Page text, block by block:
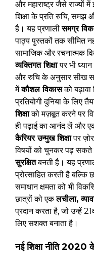
और महाराष्ट्र जैसे राज्यों
शिक्षा के प्रति रुचि,
है। यह प्रणालीसमग्र
पाठ्य पुस्तकों तक सीमित
सामाजिक और रचनात्मक
व्यक्तिगत शिक्षापर भी
और रुचि के अनुसार सीख
मेंकौशल विकासको बढ़ावा
प्रतियोगी दुनिया के लिए
शिक्षाको मज़बूत करने पर
ही पढ़ाई का आनंद लें और
कैरियर उन्मुख शिक्षापर
विषयों को चुनकर पढ़ सकते
सुरक्षितबनती है। यह
प्रोत्साहित करती है बल्कि
समाधान क्षमता को भी
छात्रों को एकलचीला,
प्रदान करता है, जो उन्हें
लिए सशक्त बनाता है।
नई शिक्षा नीति 2020